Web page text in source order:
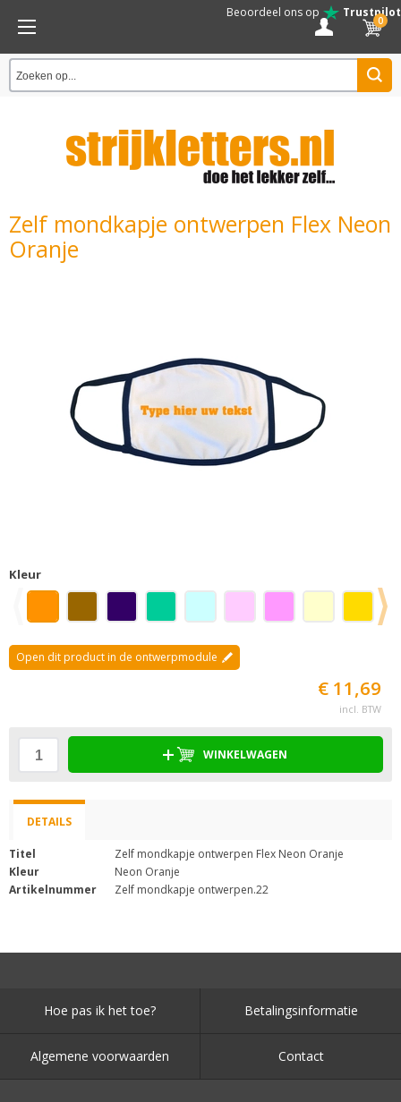
Beoordeel ons op Trustpilot
0
Zelf mondkapje ontwerpen Flex Neon
Oranje
Kleur
Open dit product in de ontwerpmodule
€ 11,69
incl. BTW
WINKELWAGEN
DETAILS
Titel
Zelf mondkapje ontwerpen Flex Neon Oranje
Kleur
Neon Oranje
Artikelnummer
Zelf mondkapje ontwerpen.22
Hoe pas ik het toe? Betalingsinformatie
Algemene voorwaarden Contact